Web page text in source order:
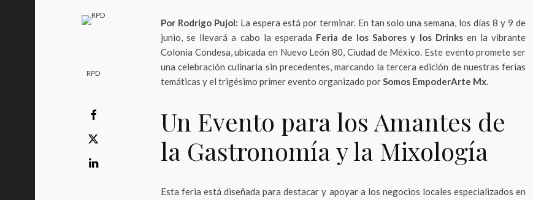
RPD
Por Rodrigo Pujol: La espera está por terminar. En tan solo una semana, los días 8 y 9 de
junio, se llevará a cabo la esperada Feria de los Sabores y los Drinksen la vibrante
Colonia Condesa, ubicada en Nuevo León 80, Ciudad de México. Este evento promete ser
una celebración culinaria sin precedentes, marcando la tercera edición de nuestras ferias
temáticas y el trigésimo primer evento organizado porSomos EmpoderArte Mx.
Un Evento para los Amantes de
la Gastronomía y la Mixología
Esta feria está diseñada para destacar y apoyar a los negocios locales especializados en